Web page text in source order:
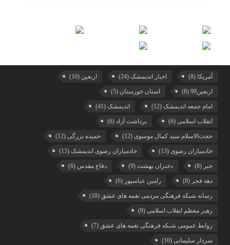
آمریکا (8) اخبار اندیمشک (24) اربعین (10)
اربعین99 (8) استان خوزستان (5)
امام جمعه اندیمشک (12) اندیمشک (41)
انقلاب اسلامی (6) برداشت آزاد (6)
حجت‌الاسلام سید کمال موسوی (12) حمیده بزرگی (12)
خادمیاران رضوی (13) خادمیاران رضوی اندیمشک (15)
خبر (8) دختران بهشت (9) دفاع مقدس (6)
دهه فجر (8) رامین عباسپور (6)
رسانه شبکه فرهنگی مردمی نغمه های عشق (10)
رهبر معظم انقلاب اسلامی (9)
روابط عمومی شبکه فرهنگی نغمه های عشق (7)
سردار سلیمانی (10)